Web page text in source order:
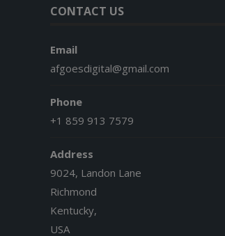
CONTACT US
Email
afgoesdigital@gmail.com
Phone
+1 859 913 7579
Address
9024, Landon Lane
Richmond
Kentucky,
USA